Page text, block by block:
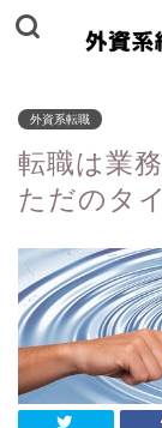
外資系転職
転職は業
ただのタ